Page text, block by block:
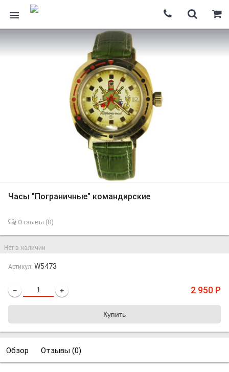
Часы "Пограничные" командирские
Отзывы (0)
Нет в наличии
Артикул: W5473
− + 2 950 Р
Обзор Отзывы (0)